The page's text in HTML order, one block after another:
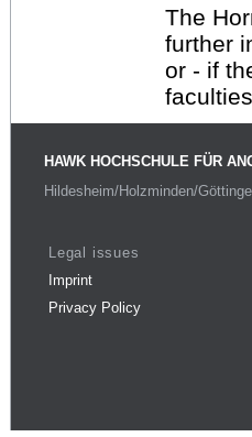
The
further
or - if
HAWK HOCHSCHULE FÜR
Hildesheim/Holzminden/
Legal issues
Imprint
Privacy Policy